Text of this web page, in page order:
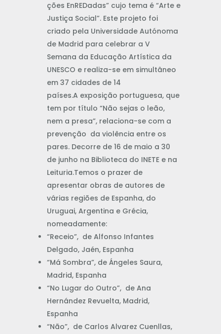
ções EnREDadas” cujo tema é “Arte e
Justiça Social”. Este projeto foi
criado pela Universidade Autónoma
de Madrid para celebrar a V
Semana da Educação Artística da
UNESCO e realiza-se em simultâneo
em 37 cidades de 14
países.A exposição portuguesa, que
tem por título “Não sejas o leão,
nem a presa”, relaciona-se com a
prevenção da violência entre os
pares. Decorre de 16 de maio a 30
de junho na Biblioteca do INETE e na
Leituria.Temos o prazer de
apresentar obras de autores de
várias regiões de Espanha, do
Uruguai, Argentina e Grécia,
nomeadamente:
“Receio”, de Alfonso Infantes
Delgado, Jaén, Espanha
“Má Sombra”, de Ángeles Saura,
Madrid, Espanha
“No Lugar do Outro”, de Ana
Hernández Revuelta, Madrid,
Espanha
“Não”, de Carlos Alvarez Cuenllas,